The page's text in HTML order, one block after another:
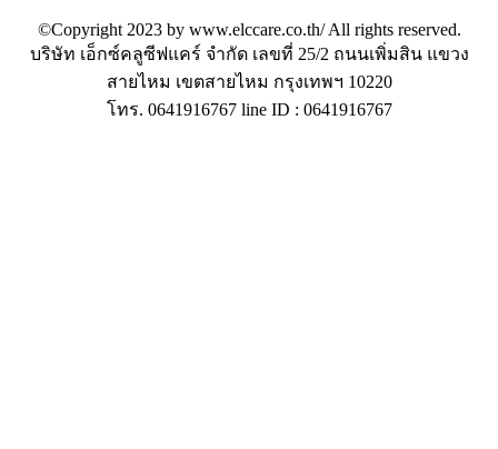
©Copyright 2023 by www.elccare.co.th/ All rights reserved.
บริษัท เอ็กซ์คลูซีฟแคร์ จำกัด เลขที่ 25/2 ถนนเพิ่มสิน แขวง
สายไหม เขตสายไหม กรุงเทพฯ 10220
โทร. 0641916767 line ID : 0641916767